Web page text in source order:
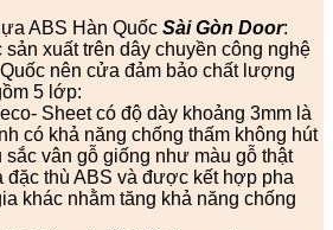
ABS Hàn Quốc Sài Gòn Door:
xuất trên dây chuyền công nghệ
nên cửa đảm bảo chất lượng
5 lớp:
Sheet có độ dày khoảng 3mm là
có khả năng chống thấm không hút
sắc vân gỗ giống như màu gỗ thật
đặc thù ABS và được kết hợp pha
khác nhằm tăng khả năng chống